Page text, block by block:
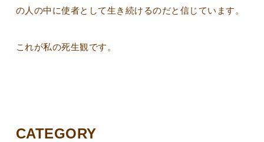
の人の中に使者として生き続けるのだと信じています。
これが私の死生観です。
CATEGORY